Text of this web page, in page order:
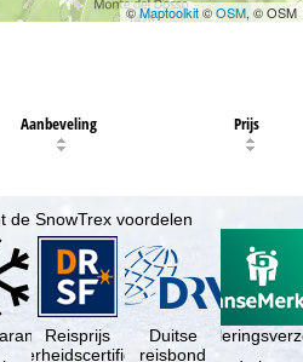
©Maptoolkit©OSM, © OSM
Aanbeveling Prijs
de SnowTrex voordelen
Reisprijs
zekerheidscertificaat
Duitse
reisbond